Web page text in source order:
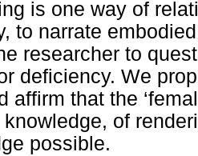
is one way of
to narrate
researcher to
deficiency. We
affirm that the
knowledge, of
possible.